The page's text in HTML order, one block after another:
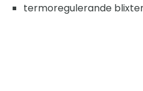
termoregulerande